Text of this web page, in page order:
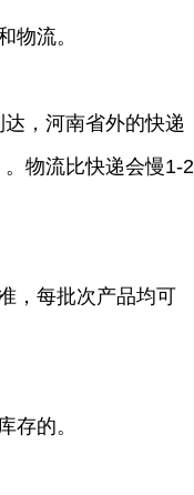
物流。
，河南省外的快递
物流比快递会慢1-2
，每批次产品均可
存的。